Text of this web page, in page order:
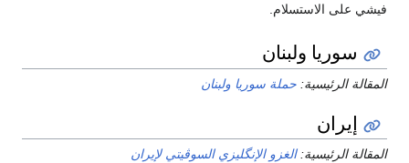
على الاستسلام.
سوريا ولبنان
الرئيسية:حملة سوريا ولبنان
إيران
الرئيسية:الغزو الإنگليزي السوڤيتي لإيران